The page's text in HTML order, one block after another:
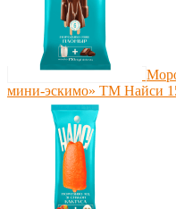
мини-эскимо» ТМ Найси